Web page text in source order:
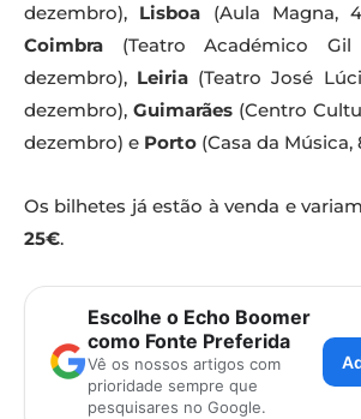
dezembro), Lisboa (Aula Magna,
Coimbra (Teatro Académico
dezembro), Leiria (Teatro José
dezembro), Guimarães(Centro
dezembro) e Porto (Casa da
Os bilhetes já estão à venda e
25€.
Escolhe o Echo Boomer
como Fonte Preferida
Vê os nossos artigos com
prioridade sempre que
pesquisares no Google.